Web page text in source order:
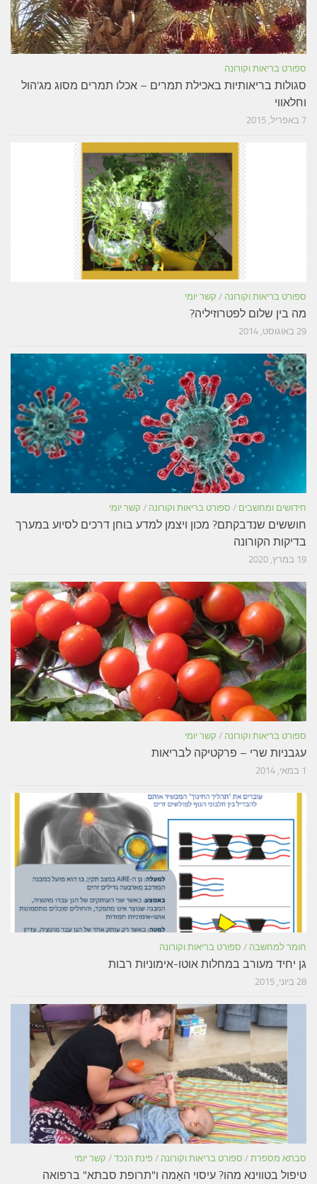
ספורט בריאות וקורונה
סגולות בריאותיות באכילת תמרים – אכלו תמרים מסוג מג'הול
וחלאווי
7 באפריל, 2015
ספורט בריאות וקורונה / קשר יומי
מה בין שלום לפטרוזיליה?
29 באוגוסט, 2014
חידושים ומחשבים / ספורט בריאות וקורונה / קשר יומי
חוששים שנדבקתם? מכון ויצמן למדע בוחן דרכים לסיוע במערך
בדיקות הקורונה
19 במרץ, 2020
ספורט בריאות וקורונה / קשר יומי
עגבניות שרי – פרקטיקה לבריאות
1 במאי, 2014
חומר למחשבה / ספורט בריאות וקורונה
גן יחיד מעורב במחלות אוטו-אימוניות רבות
28 ביוני, 2015
סבתא מספרת / ספורט בריאות וקורונה / פינת הנכד / קשר יומי
טיפול בטווינא מהו? עיסוי האָמה ו"תרופת סבתא" ברפואה